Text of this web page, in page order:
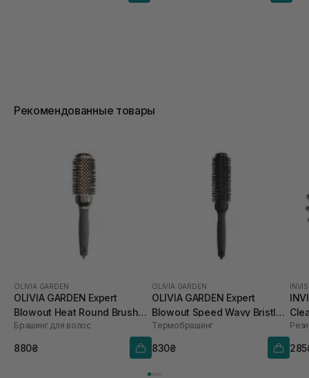
Рекомендованные товары
OLIVIA GARDEN
OLIVIA GARDEN Expert
Blowout Heat Round Brush
Cooper/Grey 45 мм
Брашинг для волос
880₴
OLIVIA GARDEN
OLIVIA GARDEN Expert
Blowout Speed Wavy Bristles
Black Label 35 мм
Термобрашинг
830₴